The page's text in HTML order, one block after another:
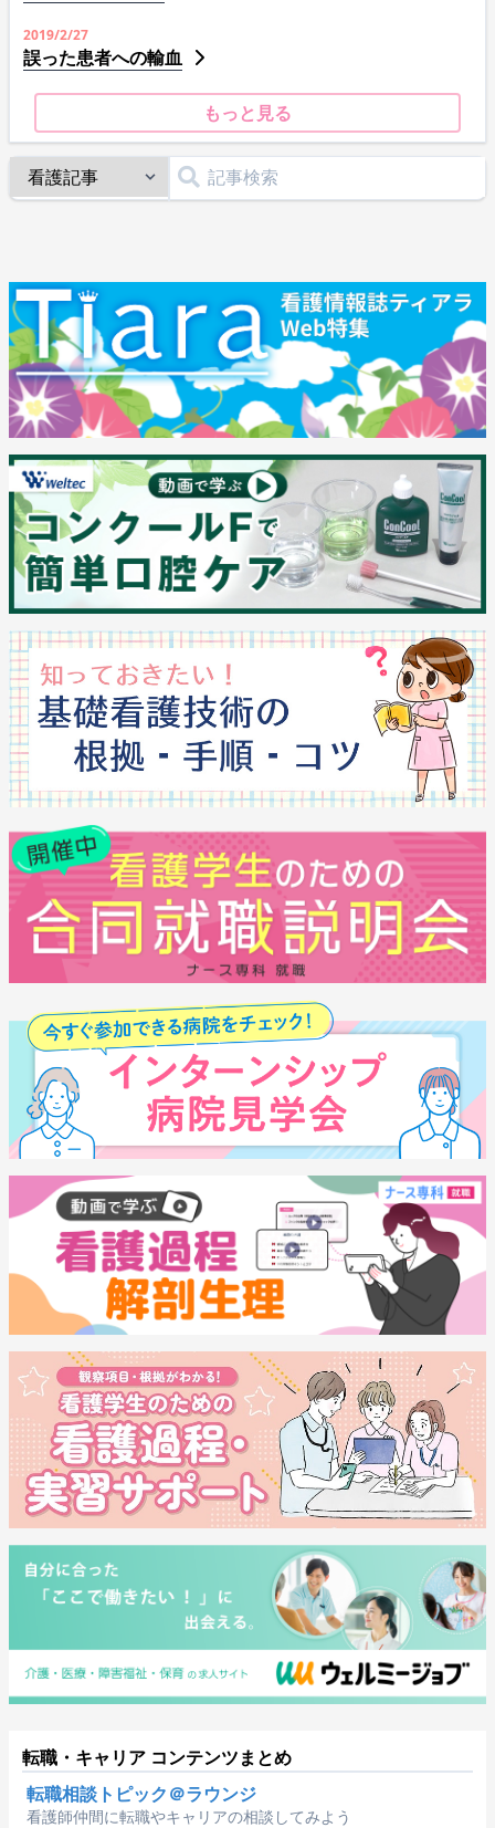
2019/2/27
誤った患者への輸血
もっと見る
転職・キャリア コンテンツまとめ
転職相談トピック＠ラウンジ
看護師仲間に転職やキャリアの相談してみよう